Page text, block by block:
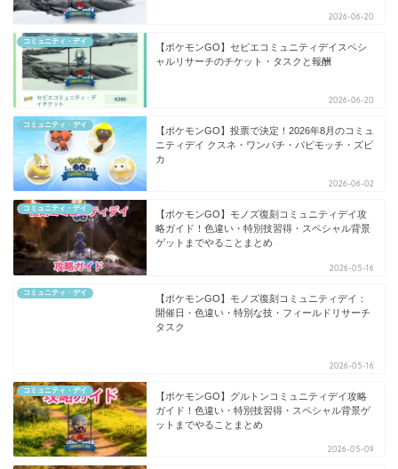
2026-06-20
コミュニティ・デイ
【ポケモンGO】セビエコミュニティデイスペシ
ャルリサーチのチケット・タスクと報酬
2026-06-20
コミュニティ・デイ
【ポケモンGO】投票で決定！2026年8月のコミュ
ニティデイ クスネ・ワンパチ・パピモッチ・ズピ
カ
2026-06-02
コミュニティ・デイ
【ポケモンGO】モノズ復刻コミュニティデイ攻
略ガイド！色違い・特別技習得・スペシャル背景
ゲットまでやることまとめ
2026-05-16
コミュニティ・デイ
【ポケモンGO】モノズ復刻コミュニティデイ：
開催日・色違い・特別な技・フィールドリサーチ
タスク
2026-05-16
コミュニティ・デイ
【ポケモンGO】グルトンコミュニティデイ攻略
ガイド！色違い・特別技習得・スペシャル背景ゲ
ットまでやることまとめ
2026-05-09